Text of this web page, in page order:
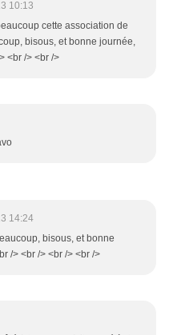
10:13
cette association de
bisous, et bonne journée,
<br /> <br />
14:24
bisous, et bonne
/> <br /> <br /> <br />